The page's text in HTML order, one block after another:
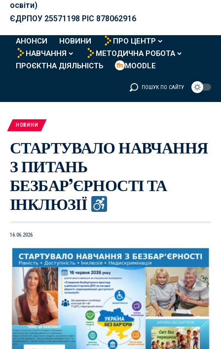
освіти)
ЄДРПОУ 25571198 PIC 878062916
АНОНСИ НОВИНИ
ПРО ЦЕНТР
НАВЧАННЯ
МЕТОДИЧНА РОБОТА
ПРОЄКТНА ДІЯЛЬНІСТЬ
MOODLE
ПОШУК ПО САЙТУ
НОВИНИ
СТАРТУВАЛО НАВЧАННЯ
З ПИТАНЬ
БЕЗБАР’ЄРНОСТІ ТА
ІНКЛЮЗІЇ
16.06.2026